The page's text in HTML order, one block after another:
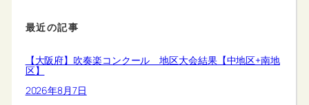
最近の記事
【大阪府】吹奏楽コンクール 地区大会結果【中地区+南地
区】
2026年8月7日